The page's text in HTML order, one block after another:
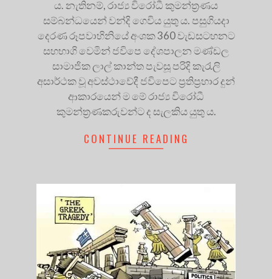
ය. නැතිනම්, රාජ්‍ය විරෝධී කුමන්ත්‍ර‍ණය
සම්බන්ධයෙන් වන්දි ගෙවිය යුතු ය. පසුගියදා
දෙරණ රූපවාහිනියේ අංශක 360 වැඩසටහනට
සහභාගි වෙමින් ජවිපෙ දේශපාලන මණ්ඩල
සාමාජික ලාල් කාන්ත පැවසූ පරිදි කැරැලි
අසාර්ථක වූ අවස්ථාවේදී ජවිපෙට ප්‍ර‍තිප්‍ර‍හාර දුන්
ආකාරයෙන් ම මේ රාජ්‍ය විරෝධී
කුමන්ත්‍ර‍ණකරුවන්ට ද සැලකිය යුතු ය.
CONTINUE READING